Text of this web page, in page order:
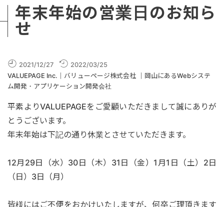
年末年始の営業日のお知ら
せ
2021/12/27
2022/03/25
VALUEPAGE Inc.｜バリューページ株式会社 ｜岡山にあるWebシステ
ム開発・アプリケーション開発会社
平素よりVALUEPAGEをご愛顧いただきまして誠にありが
とうございます。
年末年始は下記の通り休業とさせていただきます。
12月29日（水）30日（木）31日（金）1月1日（土）2日
（日）3日（月）
皆様にはご不便をおかけいたしますが、何卒ご理頂きます